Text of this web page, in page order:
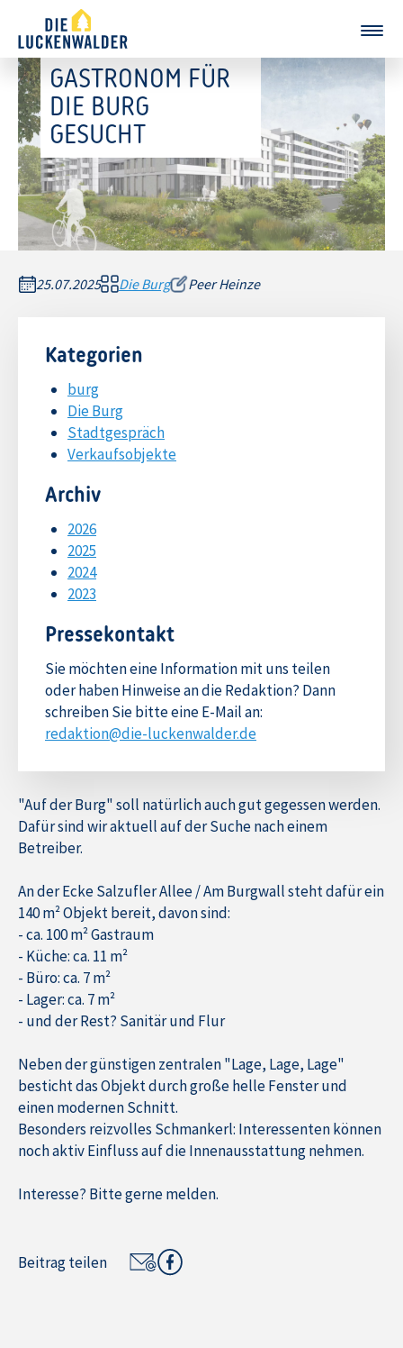
GASTRONOM FÜR
DIE BURG
GESUCHT
25.07.2025 Die Burg Peer Heinze
"Auf der Burg" soll natürlich auch gut gegessen werden.
Dafür sind wir aktuell auf der Suche nach einem
Betreiber.
An der Ecke Salzufler Allee / Am Burgwall steht dafür ein
140 m² Objekt bereit, davon sind:
- ca. 100 m² Gastraum
- Küche: ca. 11 m²
- Büro: ca. 7 m²
- Lager: ca. 7 m²
- und der Rest? Sanitär und Flur
Neben der günstigen zentralen "Lage, Lage, Lage"
besticht das Objekt durch große helle Fenster und
einen modernen Schnitt.
Besonders reizvolles Schmankerl: Interessenten können
noch aktiv Einfluss auf die Innenausstattung nehmen.
Interesse? Bitte gerne melden.
Kategorien
burg
Die Burg
Stadtgespräch
Verkaufsobjekte
Archiv
2026
2025
2024
2023
Pressekontakt
Sie möchten eine Information mit uns teilen
oder haben Hinweise an die Redaktion? Dann
schreiben Sie bitte eine E-Mail an:
redaktion@die-luckenwalder.de
Beitrag teilen